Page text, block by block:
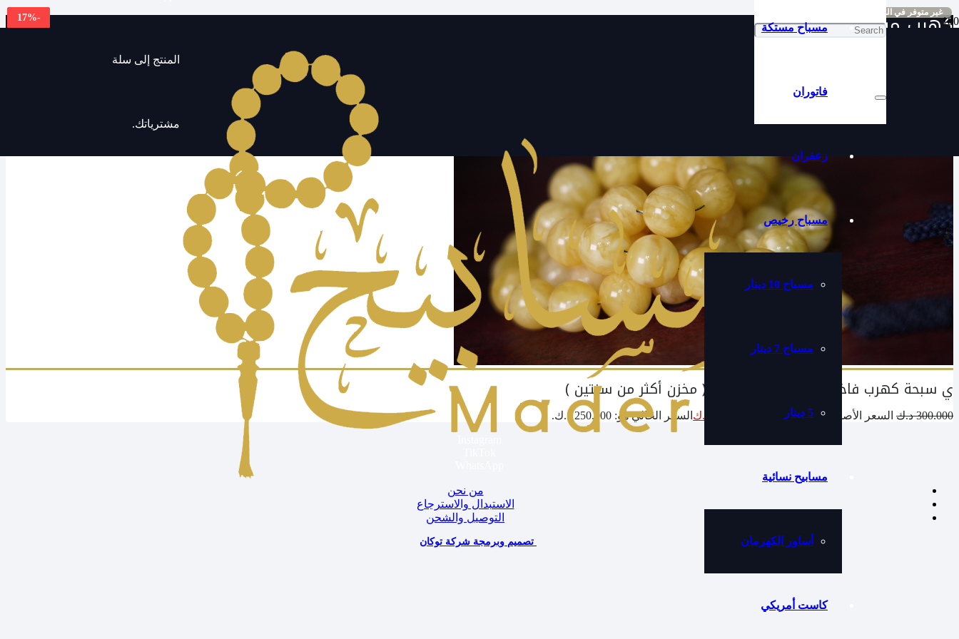
المنتج إلى سلة
مشترياتك.
مسباح مستكة
فاتوران
زعفران
مسباح رخيص
مسباح 10 دينار
مسباح 7 دينار
5 دينار
مسابيح نسائية
أساور الكهرمان
كاست أمريكي
كهرب مبرقع -
17% غير متوفر في المخزون
ي سبحة كهرب فاخرة مشخط على مبرقع ( مخزن أكثر من سنتين )
300.000 د.ك السعر الأصلي هو: 300.000 د.ك. د.ك السعر الحالي هو: 250.000 د.ك.
من نحن
الاستبدال والاسترجاع
التوصيل والشحن
تصميم وبرمجة شركة توكان